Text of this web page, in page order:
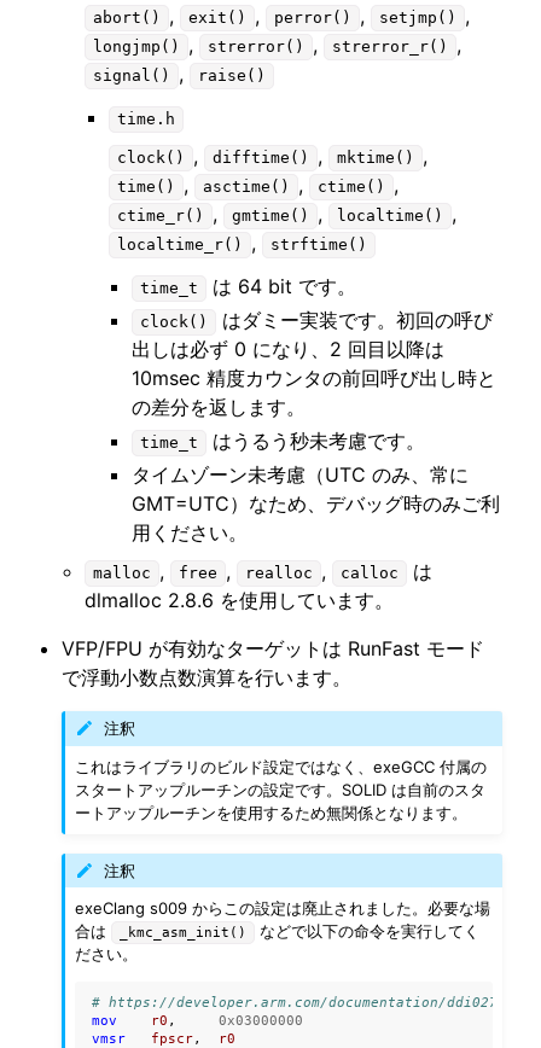
navigation of サンプルコード
navigation of ツールチェーンのライセンスについて
navigation of Appendix
navigation of SOLID-Rust
navigation of ベアメタル
abort() , exit() , perror() , setjmp() ,
longjmp() , strerror() , strerror_r() ,
signal() , raise()
time.h
clock() , difftime() , mktime() ,
time() , asctime() , ctime() ,
ctime_r() , gmtime() , localtime() ,
localtime_r() , strftime()
time_t は 64 bit です。
clock()
はダミー実装です。初回の呼び
出しは必ず 0 になり、2 回目以降は
10msec 精度カウンタの前回呼び出し時と
の差分を返します。
time_t
はうるう秒未考慮です。
タイムゾーン未考慮（UTC のみ、常に
GMT=UTC）なため、デバッグ時のみご利
用ください。
malloc , free , realloc , calloc
は
dlmalloc 2.8.6 を使用しています。
VFP/FPU が有効なターゲットは RunFast モード
で浮動小数点数演算を行います。
注釈
これはライブラリのビルド設定ではなく、exeGCC 付属の
スタートアップルーチンの設定です。SOLID は自前のスタ
ートアップルーチンを使用するため無関係となります。
注釈
exeClang s009 からこの設定は廃止されました。必要な場
合は
_kmc_asm_init()
などで以下の命令を実行してく
ださい。
# https://developer.arm.com/documentation/ddi0274/h/
mov
r0 ,
0x03000000
vmsr
fpscr, r0